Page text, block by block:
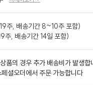
주, 배송기간 8~10주 포함)
주, 배송기간 14일 포함)
품의 경우 추가 배송비가 발생합
셜오더에서 주문 가능합니다